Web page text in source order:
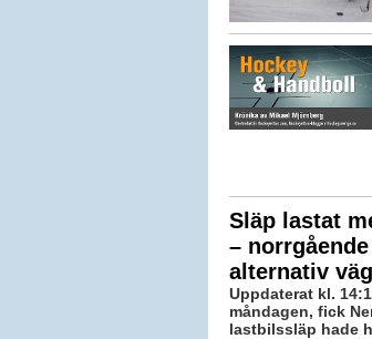
Släp lastat
–
alternativ väg
Uppdaterat kl.
måndagen, fick
lastbilssläp hade